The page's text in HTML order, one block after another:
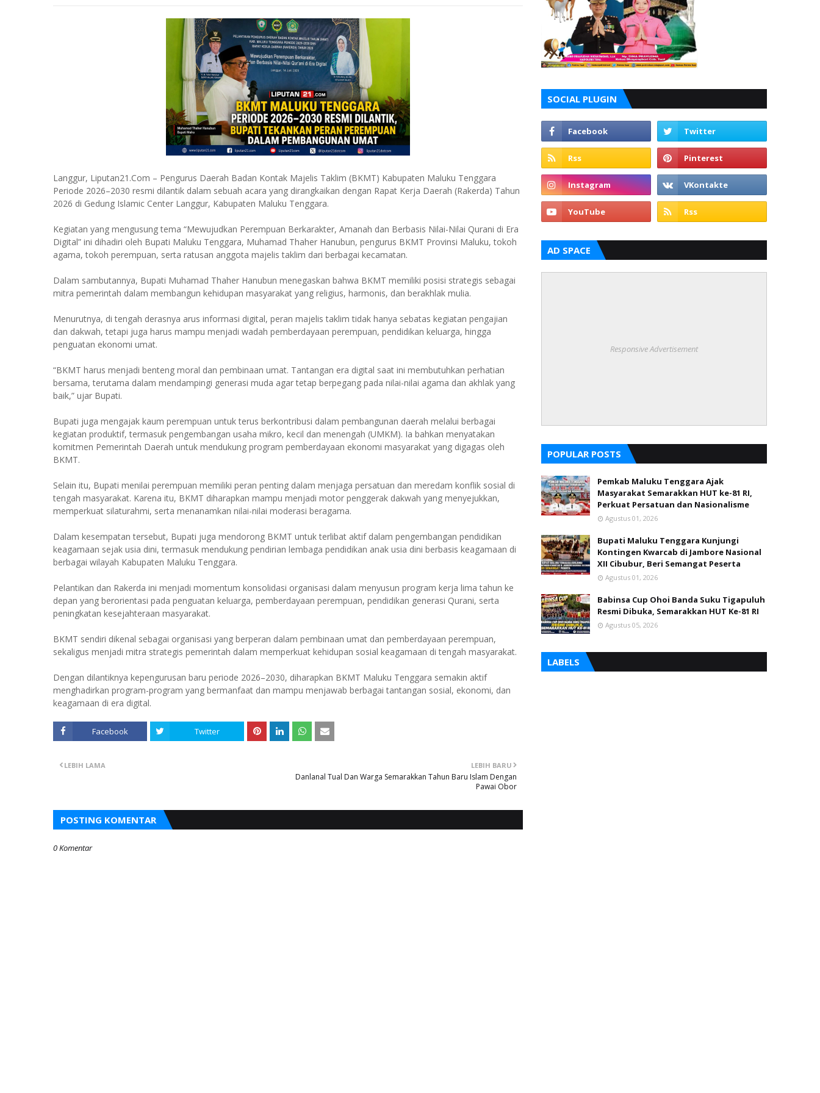
Langgur, Liputan21.Com – Pengurus Daerah Badan Kontak Majelis Taklim (BKMT) Kabupaten Maluku Tenggara
Periode 2026–2030 resmi dilantik dalam sebuah acara yang dirangkaikan dengan Rapat Kerja Daerah (Rakerda) Tahun
2026 di Gedung Islamic Center Langgur, Kabupaten Maluku Tenggara.
Kegiatan yang mengusung tema “Mewujudkan Perempuan Berkarakter, Amanah dan Berbasis Nilai-Nilai Qurani di Era
Digital” ini dihadiri oleh Bupati Maluku Tenggara, Muhamad Thaher Hanubun, pengurus BKMT Provinsi Maluku, tokoh
agama, tokoh perempuan, serta ratusan anggota majelis taklim dari berbagai kecamatan.
Dalam sambutannya, Bupati Muhamad Thaher Hanubun menegaskan bahwa BKMT memiliki posisi strategis sebagai
mitra pemerintah dalam membangun kehidupan masyarakat yang religius, harmonis, dan berakhlak mulia.
Menurutnya, di tengah derasnya arus informasi digital, peran majelis taklim tidak hanya sebatas kegiatan pengajian
dan dakwah, tetapi juga harus mampu menjadi wadah pemberdayaan perempuan, pendidikan keluarga, hingga
penguatan ekonomi umat.
“BKMT harus menjadi benteng moral dan pembinaan umat. Tantangan era digital saat ini membutuhkan perhatian
bersama, terutama dalam mendampingi generasi muda agar tetap berpegang pada nilai-nilai agama dan akhlak yang
baik,” ujar Bupati.
Bupati juga mengajak kaum perempuan untuk terus berkontribusi dalam pembangunan daerah melalui berbagai
kegiatan produktif, termasuk pengembangan usaha mikro, kecil dan menengah (UMKM). Ia bahkan menyatakan
komitmen Pemerintah Daerah untuk mendukung program pemberdayaan ekonomi masyarakat yang digagas oleh
BKMT.
Selain itu, Bupati menilai perempuan memiliki peran penting dalam menjaga persatuan dan meredam konflik sosial di
tengah masyarakat. Karena itu, BKMT diharapkan mampu menjadi motor penggerak dakwah yang menyejukkan,
memperkuat silaturahmi, serta menanamkan nilai-nilai moderasi beragama.
Dalam kesempatan tersebut, Bupati juga mendorong BKMT untuk terlibat aktif dalam pengembangan pendidikan
keagamaan sejak usia dini, termasuk mendukung pendirian lembaga pendidikan anak usia dini berbasis keagamaan di
berbagai wilayah Kabupaten Maluku Tenggara.
Pelantikan dan Rakerda ini menjadi momentum konsolidasi organisasi dalam menyusun program kerja lima tahun ke
depan yang berorientasi pada penguatan keluarga, pemberdayaan perempuan, pendidikan generasi Qurani, serta
peningkatan kesejahteraan masyarakat.
BKMT sendiri dikenal sebagai organisasi yang berperan dalam pembinaan umat dan pemberdayaan perempuan,
sekaligus menjadi mitra strategis pemerintah dalam memperkuat kehidupan sosial keagamaan di tengah masyarakat.
Dengan dilantiknya kepengurusan baru periode 2026–2030, diharapkan BKMT Maluku Tenggara semakin aktif
menghadirkan program-program yang bermanfaat dan mampu menjawab berbagai tantangan sosial, ekonomi, dan
keagamaan di era digital.
Facebook Twitter
LEBIH BARU
Danlanal Tual Dan Warga Semarakkan Tahun Baru Islam Dengan
Pawai Obor
LEBIH LAMA
POSTING KOMENTAR
0 Komentar
SOCIAL PLUGIN
AD SPACE
Responsive Advertisement
POPULAR POSTS
Pemkab Maluku Tenggara Ajak
Masyarakat Semarakkan HUT ke-81 RI,
Perkuat Persatuan dan Nasionalisme
Agustus 01, 2026
Bupati Maluku Tenggara Kunjungi
Kontingen Kwarcab di Jambore Nasional
XII Cibubur, Beri Semangat Peserta
Agustus 01, 2026
Babinsa Cup Ohoi Banda Suku Tigapuluh
Resmi Dibuka, Semarakkan HUT Ke-81 RI
Agustus 05, 2026
LABELS